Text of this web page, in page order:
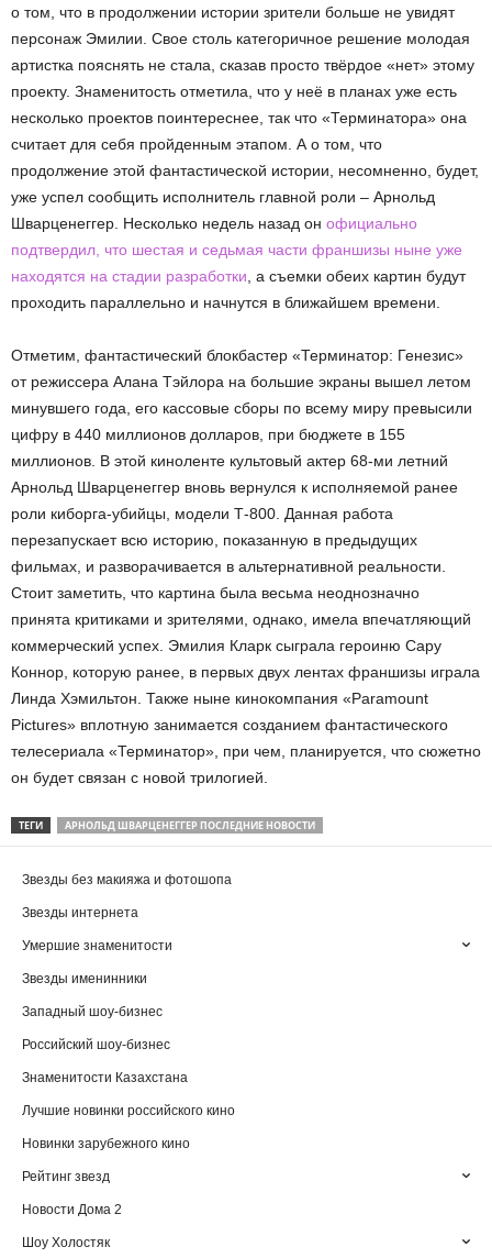
о том, что в продолжении истории зрители больше не увидят
персонаж Эмилии. Свое столь категоричное решение молодая
артистка пояснять не стала, сказав просто твёрдое «нет» этому
проекту. Знаменитость отметила, что у неё в планах уже есть
несколько проектов поинтереснее, так что «Терминатора» она
считает для себя пройденным этапом. А о том, что
продолжение этой фантастической истории, несомненно, будет,
уже успел сообщить исполнитель главной роли – Арнольд
Шварценеггер. Несколько недель назад он официально
подтвердил, что шестая и седьмая части франшизы ныне уже
находятся на стадии разработки , а съемки обеих картин будут
проходить параллельно и начнутся в ближайшем времени.
Отметим, фантастический блокбастер «Терминатор: Генезис»
от режиссера Алана Тэйлора на большие экраны вышел летом
минувшего года, его кассовые сборы по всему миру превысили
цифру в 440 миллионов долларов, при бюджете в 155
миллионов. В этой киноленте культовый актер 68-ми летний
Арнольд Шварценеггер вновь вернулся к исполняемой ранее
роли киборга-убийцы, модели Т-800. Данная работа
перезапускает всю историю, показанную в предыдущих
фильмах, и разворачивается в альтернативной реальности.
Стоит заметить, что картина была весьма неоднозначно
принята критиками и зрителями, однако, имела впечатляющий
коммерческий успех. Эмилия Кларк сыграла героиню Сару
Коннор, которую ранее, в первых двух лентах франшизы играла
Линда Хэмильтон. Также ныне кинокомпания «Paramount
Pictures» вплотную занимается созданием фантастического
телесериала «Терминатор», при чем, планируется, что сюжетно
он будет связан с новой трилогией.
ТЕГИ АРНОЛЬД ШВАРЦЕНЕГГЕР ПОСЛЕДНИЕ НОВОСТИ
Звезды без макияжа и фотошопа
Звезды интернета
Умершие знаменитости
Звезды именинники
Западный шоу-бизнес
Российский шоу-бизнес
Знаменитости Казахстана
Лучшие новинки российского кино
Новинки зарубежного кино
Рейтинг звезд
Новости Дома 2
Шоу Холостяк